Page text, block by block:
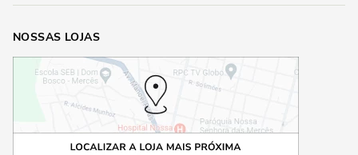
NOSSAS LOJAS